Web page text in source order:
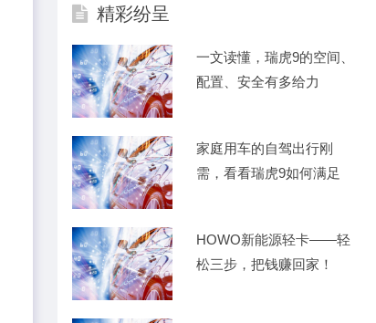
精彩纷呈
一文读懂，瑞虎9的空间、
配置、安全有多给力
家庭用车的自驾出行刚
需，看看瑞虎9如何满足
HOWO新能源轻卡——轻
松三步，把钱赚回家！